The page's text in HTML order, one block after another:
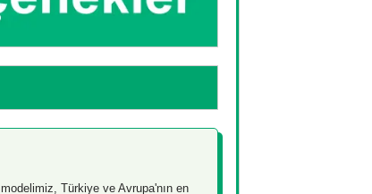
modelimiz, Türkiye ve Avrupa'nın en